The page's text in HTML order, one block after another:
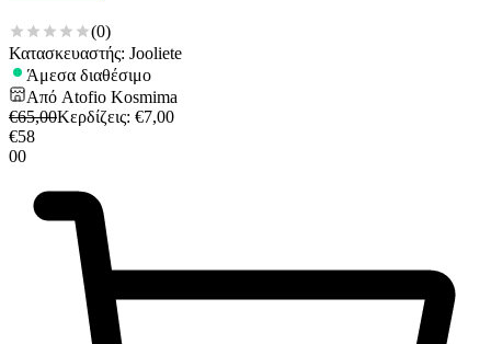
(0)
Κατασκευαστής: Jooliete
Άμεσα διαθέσιμο
Από Atofio Kosmima
€65,00Κερδίζεις: €7,00
€58
00